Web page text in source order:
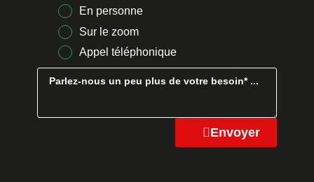
En personne
Sur le zoom
Appel téléphonique
Envoyer